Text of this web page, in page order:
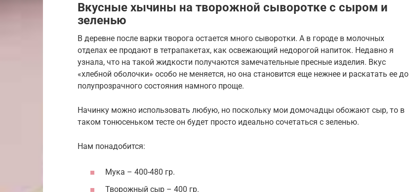
Вкусные хычины на творожной сыворотке с сыром и
зеленью
В деревне после варки творога остается много сыворотки. А в городе в молочных
отделах ее продают в тетрапакетах, как освежающий недорогой напиток. Недавно я
узнала, что на такой жидкости получаются замечательные пресные изделия. Вкус
«хлебной оболочки» особо не меняется, но она становится еще нежнее и раскатать ее до
полупрозрачного состояния намного проще.
Начинку можно использовать любую, но поскольку мои домочадцы обожают сыр, то в
таком тонюсеньком тесте он будет просто идеально сочетаться с зеленью.
Нам понадобится:
Мука – 400-480 гр.
Творожный сыр – 400 гр.